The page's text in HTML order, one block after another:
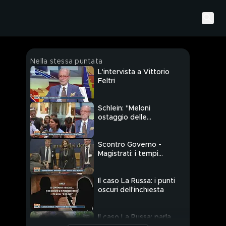
Nella stessa puntata
L'intervista a Vittorio
Feltri
Schlein: "Meloni
ostaggio delle
Scontro Governo -
Magistrati: i tempi
Il caso La Russa: i punti
oscuri dell'inchiesta
Il caso La Russa: parla